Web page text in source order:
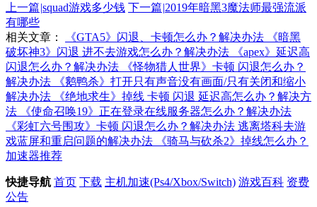
上一篇|squad游戏多少钱 下一篇|2019年暗黑3魔法师最强流派
有哪些
相关文章：
《GTA5》闪退、卡顿怎么办？解决办法
《暗黑
破坏神3》闪退 进不去游戏怎么办？解决办法
《apex》延迟高
闪退怎么办？解决办法
《怪物猎人世界》卡顿 闪退怎么办？
解决办法
《鹅鸭杀》打开只有声音没有画面/只有关闭和缩小
解决办法
《绝地求生》掉线 卡顿 闪退 延迟高怎么办？解决方
法
《使命召唤19》正在登录在线服务器怎么办？解决办法
《彩虹六号围攻》卡顿 闪退怎么办？解决办法 逃离塔科夫游
戏蓝屏和重启问题的解决办法
《骑马与砍杀2》掉线怎么办？
加速器推荐
快捷导航 首页 下载 主机加速(Ps4/Xbox/Switch) 游戏百科 资费
公告